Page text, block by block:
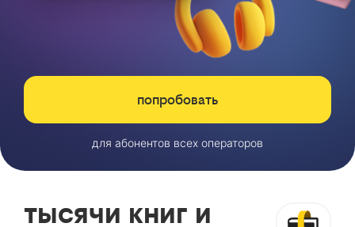
попробовать
для абонентов всех операторов
тысячи книг и